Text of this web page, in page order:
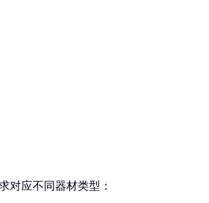
对应不同器材类型：